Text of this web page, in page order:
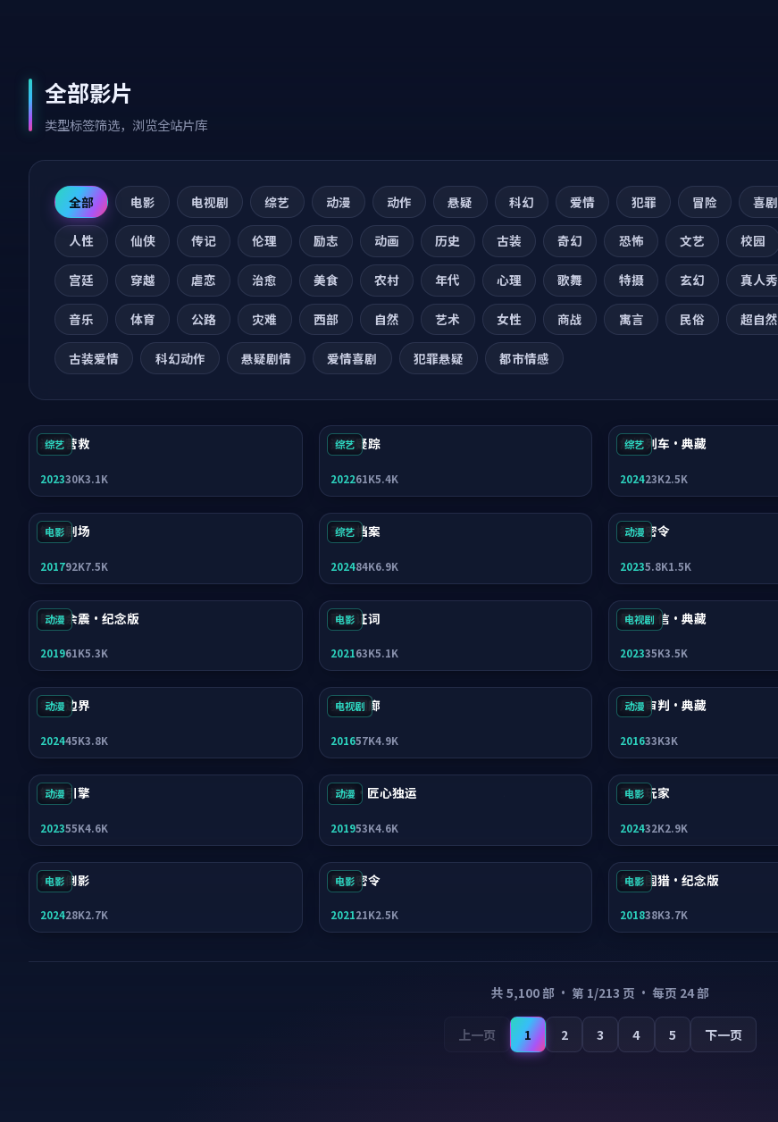
全部影片
类型标签筛选，浏览全站片库
全部 电影 电视剧 综艺 动漫 动作 悬疑 科幻 爱情 犯罪 冒险 喜剧
人性 仙侠 传记 伦理 励志 动画 历史 古装 奇幻 恐怖 文艺 校园
宫廷 穿越 虐恋 治愈 美食 农村 年代 心理 歌舞 特摄 玄幻 真人秀
音乐 体育 公路 灾难 西部 自然 艺术 女性 商战 寓言 民俗 超自然
古装爱情 科幻动作 悬疑剧情 爱情喜剧 犯罪悬疑 都市情感
综艺
迷城营救
202330K3.1K
综艺
逆光疑踪
202261K5.4K
综艺
危城列车·典藏
202423K2.5K
电影
银翼剧场
201792K7.5K
综艺
天际档案
202484K6.9K
动漫
狂潮密令
20235.8K1.5K
动漫
暗夜余震·纪念版
201961K5.3K
电影
南港证词
202163K5.1K
电视剧
暴雪来信·典藏
202335K3.5K
动漫
零号边界
202445K3.8K
电视剧
狂潮回廊
201657K4.9K
动漫
月面审判·典藏
201633K3K
动漫
银翼引擎
202355K4.6K
动漫
迷踪·匠心独运
201953K4.6K
电影
天际玩家
202432K2.9K
电影
危城倒影
202428K2.7K
电影
暴雪密令
202121K2.5K
电影
失控围猎·纪念版
201838K3.7K
共 5,100部 · 第 1/213 页 · 每页 24部
上一页 1 2 3 4 5 下一页